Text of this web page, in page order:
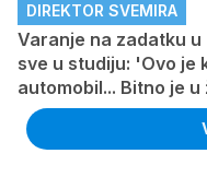
DIREKTOR SVEMIRA
Varanje na zadatku
sve u studiju: 'Ovo je
automobil... Bitno je